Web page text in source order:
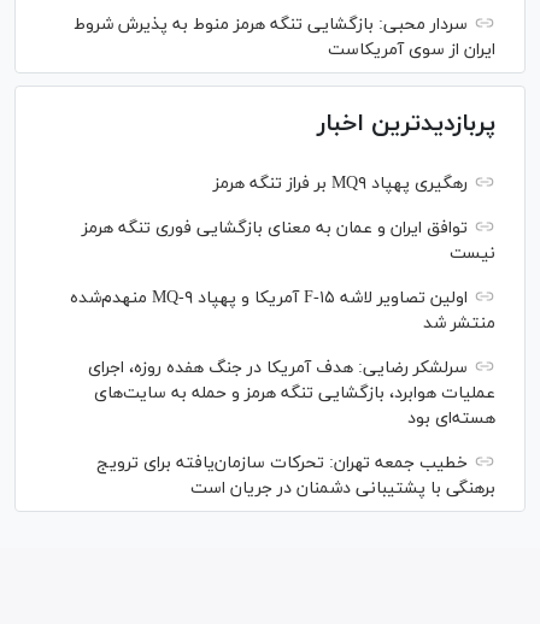
سردار محبی: بازگشایی تنگه هرمز منوط به پذیرش شروط
ایران از سوی آمریکاست
پربازدیدترین اخبار
رهگیری پهپاد MQ۹ بر فراز تنگه هرمز
توافق ایران و عمان به معنای بازگشایی فوری تنگه هرمز
نیست
اولین تصاویر لاشه F-۱۵ آمریکا و پهپاد MQ-۹ منهدم‌شده
منتشر شد
سرلشکر رضایی: هدف آمریکا در جنگ هفده روزه، اجرای
عملیات هوابرد، بازگشایی تنگه هرمز و حمله به سایت‌های
هسته‌ای بود
خطیب جمعه تهران: تحرکات سازمان‌یافته برای ترویج
برهنگی با پشتیبانی دشمنان در جریان است